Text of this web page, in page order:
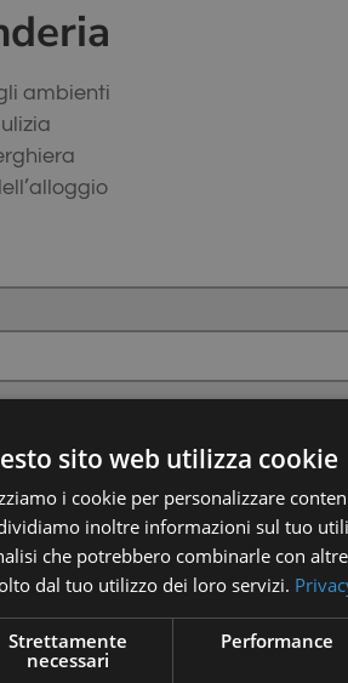
ambienti
sito web utilizza cookie
i cookie per personalizzare
inoltre informazioni sul tuo
che potrebbero combinarle con
dal tuo utilizzo dei loro servizi.
Strettamente
necessari
Performance